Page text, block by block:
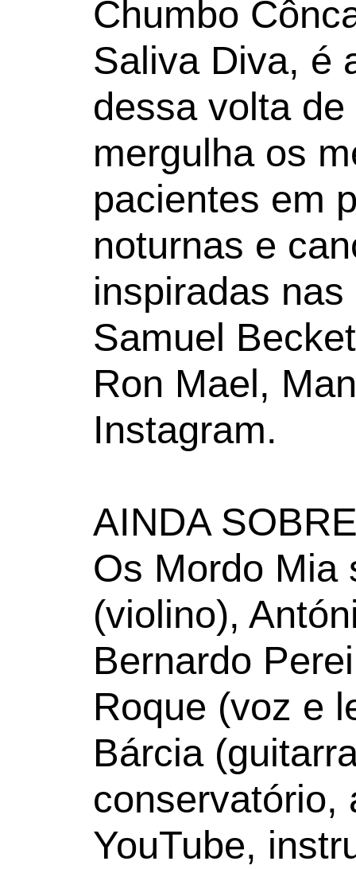
Chumbo
Saliva Diva, é
dessa volta
mergulha os
pacientes em
noturnas e
inspiradas
Samuel
Ron Mael,
Instagram.
AINDA
Os Mordo Mia
(violino),
Bernardo
Roque (voz e
Bárcia
conservatório,
YouTube,